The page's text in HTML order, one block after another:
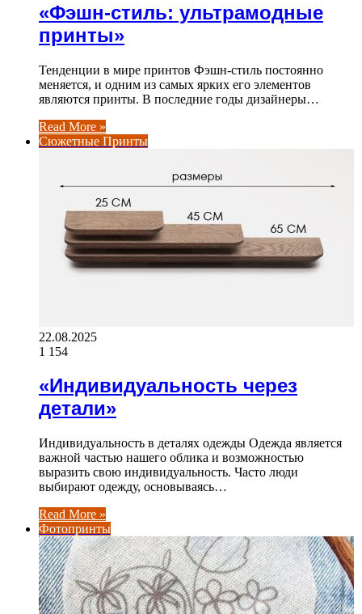
«Фэшн-стиль: ультрамодные
принты»
Тенденции в мире принтов Фэшн-стиль постоянно
меняется, и одним из самых ярких его элементов
являются принты. В последние годы дизайнеры…
Read More »
Сюжетные Принты
22.08.2025
1 154
«Индивидуальность через
детали»
Индивидуальность в деталях одежды Одежда является
важной частью нашего облика и возможностью
выразить свою индивидуальность. Часто люди
выбирают одежду, основываясь…
Read More »
Фотопринты